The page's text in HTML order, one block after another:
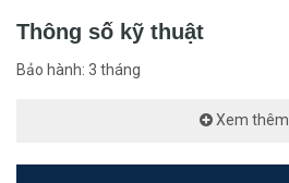
Thông số kỹ thuật
Bảo hành: 3 tháng
Xem thêm